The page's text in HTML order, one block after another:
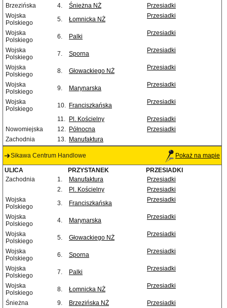
Brzezińska
4. Śnieżna NŻ
Przesiadki
Wojska
Polskiego
5. Łomnicka NŻ Przesiadki
Wojska
Polskiego
6. Palki Przesiadki
Wojska
Polskiego
7. Sporna Przesiadki
Wojska
Polskiego
8. Głowackiego NŻ Przesiadki
Wojska
Polskiego
9. Marynarska Przesiadki
Wojska
Polskiego
10. Franciszkańska Przesiadki
11. Pl. Kościelny
Przesiadki
Nowomiejska
12. Północna
Przesiadki
Zachodnia
13. Manufaktura
Sikawa Centrum Handlowe Pokaż na mapie
ULICA PRZYSTANEK
PRZESIADKI
Zachodnia
1. Manufaktura
Przesiadki
2.
Pl. Kościelny
Przesiadki
Wojska
Polskiego
3. Franciszkańska Przesiadki
Wojska
Polskiego
4. Marynarska Przesiadki
Wojska
Polskiego
5. Głowackiego NŻ Przesiadki
Wojska
Polskiego
6. Sporna Przesiadki
Wojska
Polskiego
7. Palki Przesiadki
Wojska
Polskiego
8. Łomnicka NŻ Przesiadki
Śnieżna 9. Brzezińska NŻ Przesiadki